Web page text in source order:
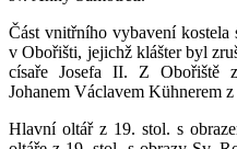
Část vnitřního vybavení
v Obořišti, jejichž klášter byl
císaře Josefa II. Z Obořiště
Johanem Václavem Kühnerem
Hlavní oltář z 19. stol. s